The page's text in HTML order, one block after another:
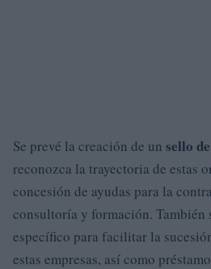
Se prevé la creación de un sello
reconozca la trayectoria de estas
concesión de ayudas para la
consultoría y formación. También
específico para facilitar la
estas empresas, así como